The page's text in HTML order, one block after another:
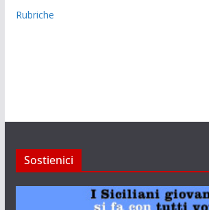
Rubriche
Sostienici